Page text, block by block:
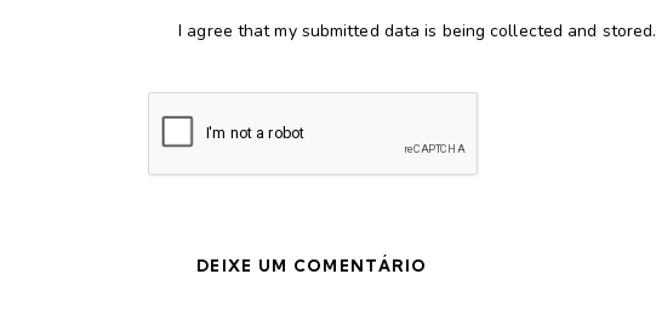
I agree that my submitted data is being collected and stored.